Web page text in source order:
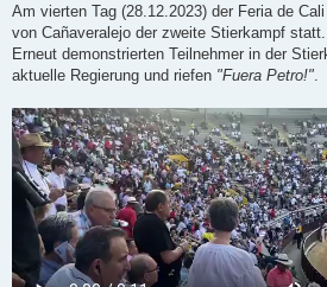
i
r
a
Am vierten Tag (28.12.2023) der Feria de
von Cañaveralejo der zweite Stierkampf statt.
Erneut demonstrierten Teilnehmer in der
aktuelle Regierung und riefen "Fuera Petro!".